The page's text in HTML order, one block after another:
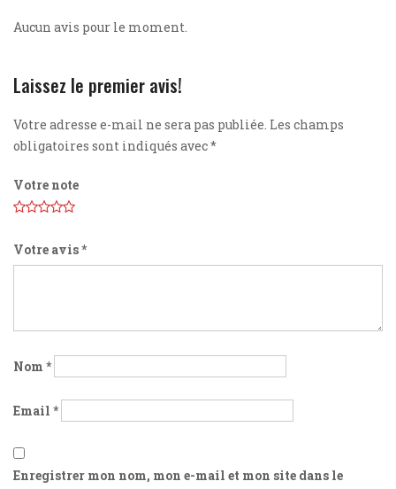
Aucun avis pour le moment.
Laissez le premier avis!
Votre adresse e-mail ne sera pas publiée. Les champs
obligatoires sont indiqués avec*
Votre note
Votre avis*
Nom *
Email *
Enregistrer mon nom, mon e-mail et mon site dans le